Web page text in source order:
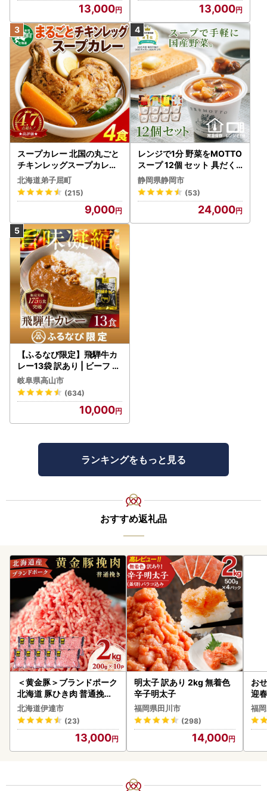
13,000 13,000
スープカレー 北国の丸ごと
チキンレッグスープカレー
4個 3739
北海道弟子屈町
(215)
9,000
レンジで1分 野菜をMOTTO
スープ 12個 セット 具だく
さんスープ 朝食 惣菜 国産
野菜 常温保存
静岡県静岡市
(53)
24,000
【ふるなび限定】飛騨牛カ
レー13袋 訳あり | ビーフ レ
トルト 訳あり DC006-CP
01 FN-Limited-VO
岐阜県高山市
(634)
10,000
ランキングをもっと見る
おすすめ返礼品
＜黄金豚＞ブランドポーク
北海道 豚ひき肉 普通挽き
200g 10パック 計2kg
北海道伊達市
(23)
13,000
明太子 訳あり 2kg 無着色
辛子明太子
福岡県田川市
(298)
14,000
お
迎
福